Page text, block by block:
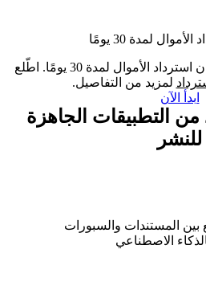
لمدة 30 يومًا
جرّبه دون مخاطرة مع ضمان استرداد الأموال لمدة 30 يومًا. اطّلع
لمزيد من التفاصيل.
ابدأ الآن
التطبيقات الجاهزة
للنشر
المستندات والسبورات
الاصطناعي